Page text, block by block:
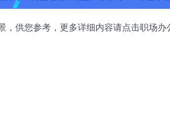
供您参考，更多详细内容请点击职场办